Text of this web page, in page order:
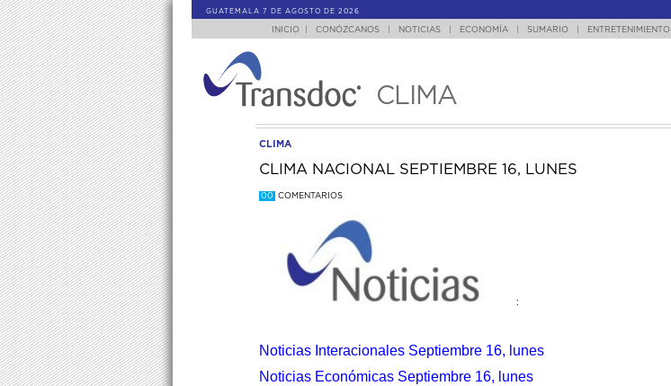
GUATEMALA 7 DE AGOSTO DE 2026
INICIO CONÓZCANOS NOTICIAS ECONOMÍA SUMARIO ENTRETENIMIENTO
CLIMA
CLIMA
CLIMA NACIONAL SEPTIEMBRE 16, LUNES
00 COMENTARIOS
:
Noticias Interacionales Septiembre 16, lunes
Noticias Económicas Septiembre 16, lunes